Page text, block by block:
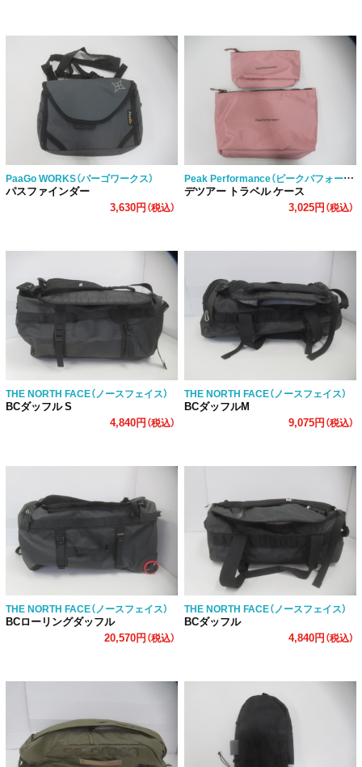
PaaGo WORKS（パーゴワークス）
パスファインダー
3,630円（税込）
Peak Performance（ピークパフォーマンス）
デツアー トラベル ケース
3,025円（税込）
THE NORTH FACE（ノースフェイス）
BCダッフル S
4,840円（税込）
THE NORTH FACE（ノースフェイス）
BCダッフルM
9,075円（税込）
THE NORTH FACE（ノースフェイス）
BCローリングダッフル
20,570円（税込）
THE NORTH FACE（ノースフェイス）
BCダッフル
4,840円（税込）